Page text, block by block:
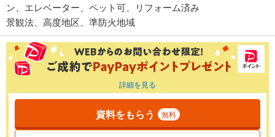
ン、エレベーター、ペット可、リフォーム済み
景観法、高度地区、準防火地域
詳細を見る
資料をもらう 無料